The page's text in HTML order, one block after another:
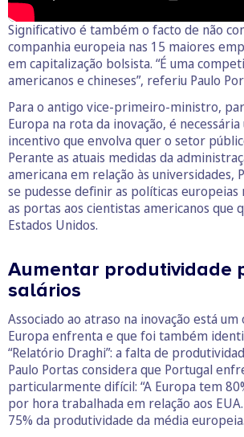
Significativo é também o facto de não
companhia europeia nas 15 maiores
em capitalização bolsista. “É uma
americanos e chineses”, referiu Paulo
Para o antigo vice-primeiro-ministro,
Europa na rota da inovação, é
incentivo que envolva quer o setor
Perante as atuais medidas da
americana em relação às universidades,
se pudesse definir as políticas europeias
as portas aos cientistas americanos que
Estados Unidos.
Aumentar produtividade
salários
Associado ao atraso na inovação está
Europa enfrenta e que foi também
“Relatório Draghi”: a falta de
Paulo Portas considera que Portugal
particularmente difícil: “A Europa tem
por hora trabalhada em relação aos
75% da produtividade da média